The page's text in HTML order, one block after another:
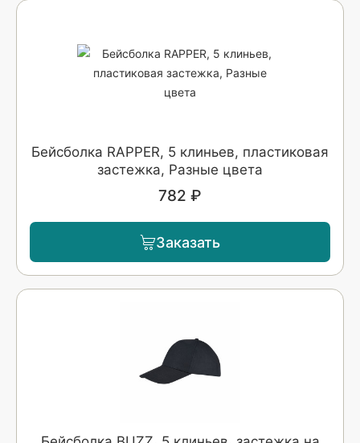
Бейсболка RAPPER, 5 клиньев, пластиковая
застежка, Разные цвета
782 ₽
Заказать